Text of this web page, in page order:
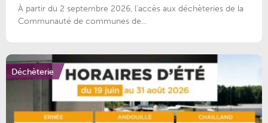
À partir du 2 septembre 2026, l’accès aux déchèteries de la
Communauté de communes de...
Déchèterie